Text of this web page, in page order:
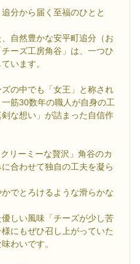
分から届く至福のひとと
自然豊かな安平町追分（お
ーズ工房角谷」は、一つひ
います。
の中でも「女王」と称され
筋30数年の職人が自身の工
な想い」が詰まった自信作
リーミーな贅沢」角谷のカ
合わせて独自の工夫を凝ら
でとろけるような滑らかな
しい風味「チーズが少し苦
にもぜひ召し上がっていた
わいです。